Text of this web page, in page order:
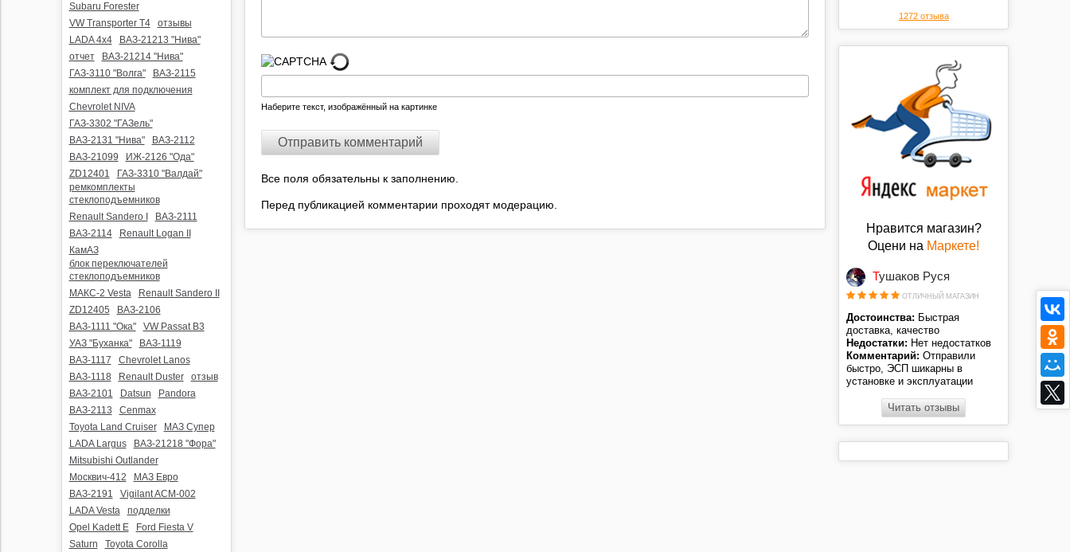
Subaru Forester
VW Transporter T4
отзывы
LADA 4x4
ВАЗ-21213 "Нива"
отчет
ВАЗ-21214 "Нива"
ГАЗ-3110 "Волга"
ВАЗ-2115
комплект для подключения
Chevrolet NIVA
ГАЗ-3302 "ГАЗель"
ВАЗ-2131 "Нива"
ВАЗ-2112
ВАЗ-21099
ИЖ-2126 "Ода"
ZD12401
ГАЗ-3310 "Валдай"
ремкомплекты
стеклоподъемников
Renault Sandero I
ВАЗ-2111
ВАЗ-2114
Renault Logan II
КамАЗ
блок переключателей
стеклоподъемников
МАКС-2 Vesta
Renault Sandero II
ZD12405
ВАЗ-2106
ВАЗ-1111 "Ока"
VW Passat B3
УАЗ "Буханка"
ВАЗ-1119
ВАЗ-1117
Chevrolet Lanos
ВАЗ-1118
Renault Duster
отзыв
ВАЗ-2101
Datsun
Pandora
ВАЗ-2113
Cenmax
Toyota Land Cruiser
МАЗ Супер
LADA Largus
ВАЗ-21218 "Фора"
Mitsubishi Outlander
Москвич-412
МАЗ Евро
ВАЗ-2191
Vigilant ACM-002
LADA Vesta
подделки
Opel Kadett E
Ford Fiesta V
Saturn
Toyota Corolla
Наберите текст, изображённый на картинке
Все поля обязательны к заполнению.
Перед публикацией комментарии проходят модерацию.
1272 отзыва
Нравится магазин?
Оцени на Маркете!
Тушаков Руся
ОТЛИЧНЫЙ МАГАЗИН
Достоинства: Быстрая
доставка, качество
Недостатки: Нет недостатков
Комментарий: Отправили
быстро, ЭСП шикарны в
установке и эксплуатации
Читать отзывы